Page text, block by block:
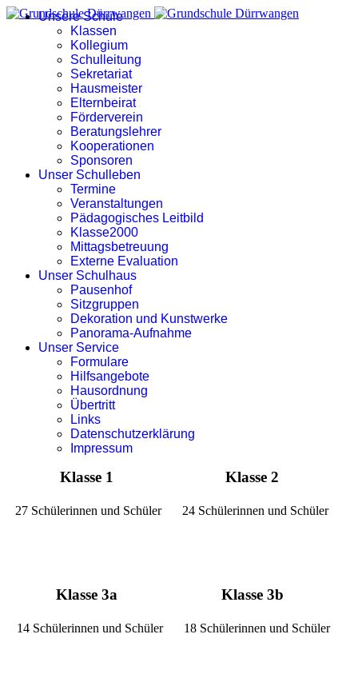
Unsere Schule
Klassen
Kollegium
Schulleitung
Sekretariat
Hausmeister
Elternbeirat
Förderverein
Beratungslehrer
Kooperationen
Sponsoren
Unser Schulleben
Termine
Veranstaltungen
Pädagogisches Leitbild
Klasse2000
Mittagsbetreuung
Externe Evaluation
Unser Schulhaus
Pausenhof
Sitzgruppen
Dekoration und Kunstwerke
Panorama-Aufnahme
Unser Service
Formulare
Hilfsangebote
Hausordnung
Übertritt
Links
Datenschutzerklärung
Impressum
Klasse 1 Klasse 2
27 Schülerinnen und Schüler 24 Schülerinnen und Schüler
Klasse 3a Klasse 3b
14 Schülerinnen und Schüler 18 Schülerinnen und Schüler